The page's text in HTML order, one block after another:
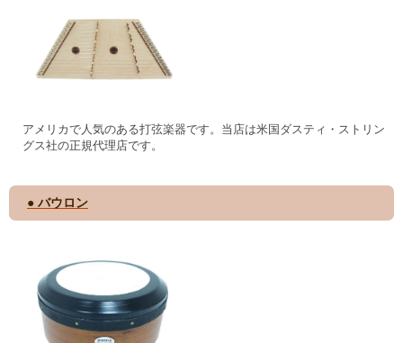
アメリカで人気のある打弦楽器です。当店は米国ダスティ・ストリン
グス社の正規代理店です。
● バウロン